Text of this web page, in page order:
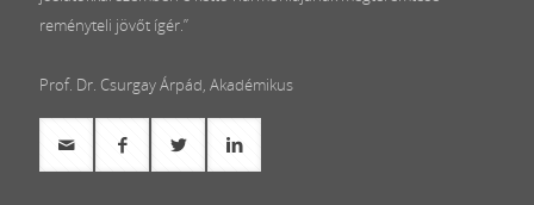
reményteli jövőt ígér.”
Prof. Dr. Csurgay Árpád, Akadémikus